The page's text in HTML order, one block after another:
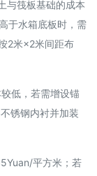
与筏板基础的成本
于水箱底板时，需
2米×2米间距布
低，若需增设锚
锈钢内衬并加装
平方米；若